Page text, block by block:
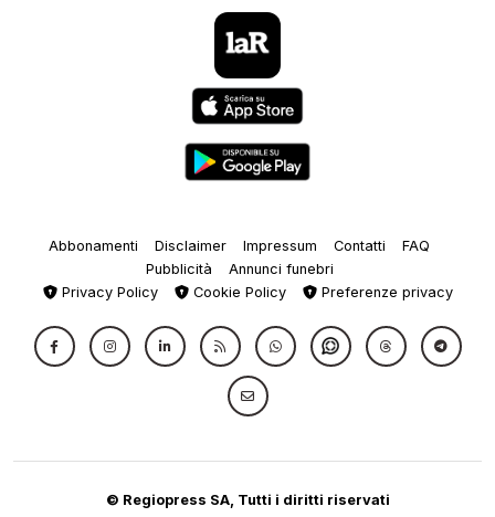
Abbonamenti Disclaimer Impressum Contatti
FAQ
Pubblicità
Annunci funebri
Privacy Policy
Cookie Policy Preferenze privacy
© Regiopress SA, Tutti i diritti riservati